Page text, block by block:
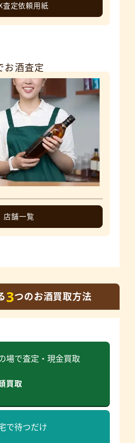
査定依頼用紙
お酒査定
店舗一覧
3つのお酒買取方法
場で査定・現金買取
買取
で待つだけ